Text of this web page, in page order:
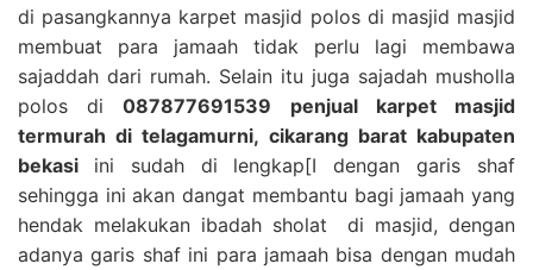
di pasangkannya karpet masjid polos di masjid masjid
membuat para jamaah tidak perlu lagi membawa
sajaddah dari rumah. Selain itu juga sajadah musholla
polos di087877691539 penjual karpet masjid
termurah di telagamurni, cikarang barat kabupaten
bekasi ini sudah di lengkap[I dengan garis shaf
sehingga ini akan dangat membantu bagi jamaah yang
hendak melakukan ibadah sholat di masjid, dengan
adanya garis shaf ini para jamaah bisa dengan mudah